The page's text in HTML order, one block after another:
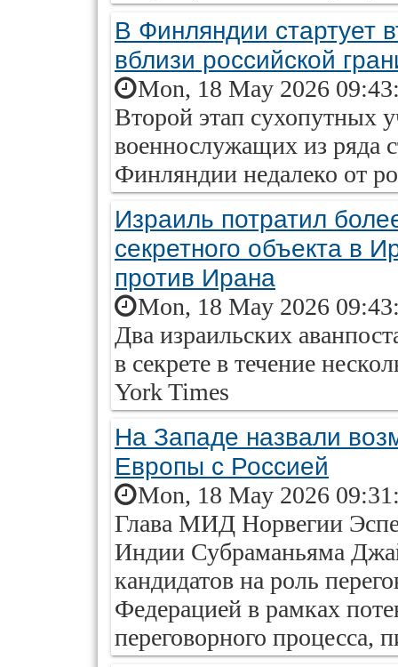
В Финляндии стартует
вблизи российской
Mon, 18 May 2026
Второй этап сухопутных
военнослужащих из ряда
Финляндии недалеко от
Израиль потратил
секретного объекта в
против Ирана
Mon, 18 May 2026
Два израильских
в секрете в течение
York Times
На Западе назвали
Европы с Россией
Mon, 18 May 2026
Глава МИД Норвегии
Индии Субраманьяма
кандидатов на роль
Федерацией в рамках
переговорного процесса,